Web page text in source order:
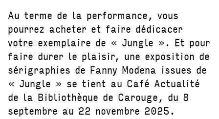
Au terme de la performance, vous
pourrez acheter et faire dédicacer
votre exemplaire de « Jungle ». Et pour
faire durer le plaisir, une exposition de
sérigraphies de Fanny Modena issues de
« Jungle » se tient au Café Actualité
de la Bibliothèque de Carouge, du 8
septembre au 22 novembre 2025.